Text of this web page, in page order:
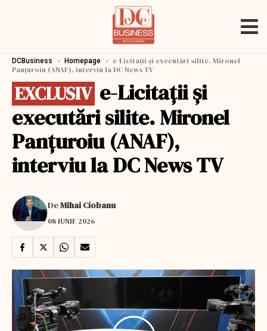
DCBusiness › Homepage › e-Licitaţii şi executări silite. Mironel
Panțuroiu (ANAF), interviu la DC News TV
EXCLUSIV e-Licitaţii şi
executări silite. Mironel
Panțuroiu (ANAF),
interviu la DC News TV
DeMihai Ciobanu
08 IUNIE 2026